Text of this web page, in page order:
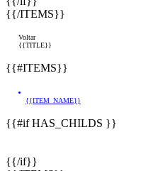
{{/ITEMS}}
Voltar
{{TITLE}}
{{#ITEMS}}
{{ITEM_NAME}}
{{#if HAS_CHILDS }}
{{/if}}